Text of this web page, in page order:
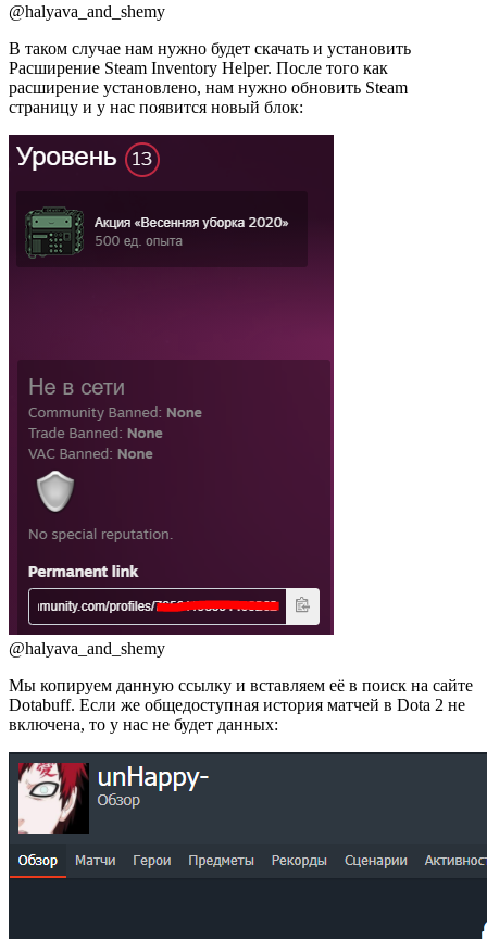
@halyava_and_shemy
В таком случае нам нужно будет скачать и установить
Расширение Steam Inventory Helper. После того как
расширение установлено, нам нужно обновить Steam
страницу и у нас появится новый блок:
@halyava_and_shemy
Мы копируем данную ссылку и вставляем её в поиск на сайте
Dotabuff. Если же общедоступная история матчей в Dota 2 не
включена, то у нас не будет данных: